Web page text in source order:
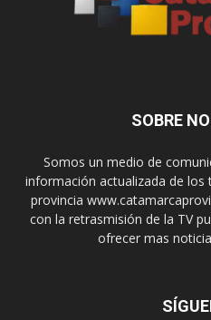
SOBRE
Somos un medio de
información actualizada de
provincia
con la retrasmisión de la TV
ofrecer mas